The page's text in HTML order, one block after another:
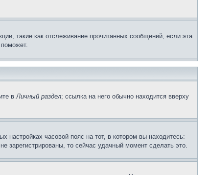
такие как отслеживание прочитанных сообщений, если эта
вЛичный раздел; ссылка на него обычно находится вверху
часовой пояс на тот, в котором вы находитесь:
зарегистрированы, то сейчас удачный момент сделать это.